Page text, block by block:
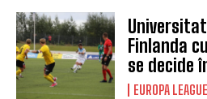
Finlanda
se decide
EUROPA LEAGUE